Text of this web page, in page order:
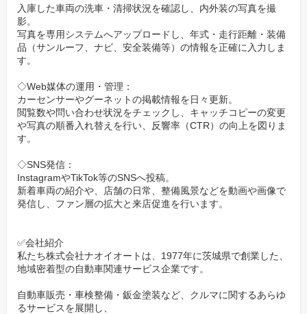
入庫した車両の洗車・清掃状況を確認し、内外装の写真を撮
影。
写真を専用システムへアップロードし、年式・走行距離・装備
品（サンルーフ、ナビ、安全装備等）の情報を正確に入力しま
す。
◇Web媒体の運用・管理：
カーセンサーやグーネットの掲載情報を日々更新。
閲覧数や問い合わせ状況をチェックし、キャッチコピーの変更
や写真の順番入れ替えを行い、反響率（CTR）の向上を図りま
す。
◇SNS発信：
InstagramやTikTok等のSNSへ投稿。
新着車両の紹介や、店舗の日常、整備風景などを動画や画像で
発信し、ファン層の拡大と来店促進を行います。
✅会社紹介
私たち株式会社ナオイオートは、1977年に茨城県で創業した、
地域密着型の自動車関連サービス企業です。
自動車販売・車検整備・鈑金塗装など、クルマに関するあらゆ
るサービスを展開し、